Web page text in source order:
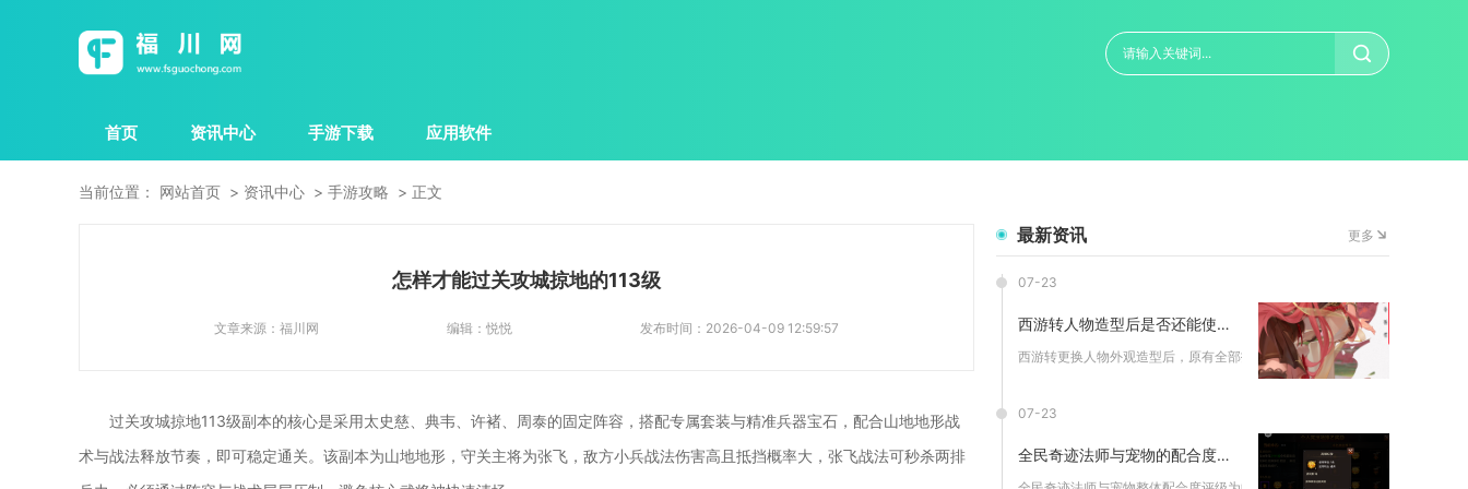
首页 资讯中心 手游下载 应用软件
当前位置： 网站首页 资讯中心 手游攻略 正文
怎样才能过关攻城掠地的113级
文章来源： 福川网 编辑： 悦悦 发布时间： 2026-04-09 12:59:57
过关攻城掠地113级副本的核心是采用太史慈、典韦、许褚、周泰的固定阵容，搭配专属套装与精准兵器宝石，配合山地地形战
术与战法释放节奏，即可稳定通关。该副本为山地地形，守关主将为张飞，敌方小兵战法伤害高且抵挡概率大，张飞战法可秒杀两排
最新资讯 更多
07-23
西游转人物造型后是否还能使用之前的技能
西游转更换人物外观造型后，原有全部技能均可正常使用，仅跨种族...
07-23
全民奇迹法师与宠物的配合度如何评价